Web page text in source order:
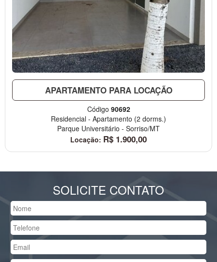
APARTAMENTO PARA LOCAÇÃO
Código 90692
Residencial - Apartamento (2 dorms.)
Parque Universitário - Sorriso/MT
Locação: R$ 1.900,00
SOLICITE CONTATO